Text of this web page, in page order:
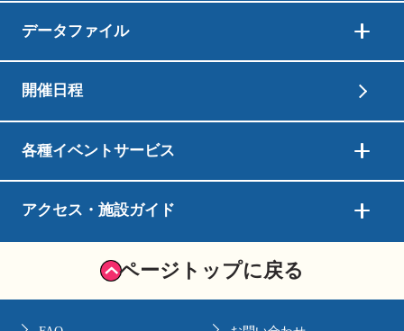
データファイル
開催日程
各種イベントサービス
アクセス・施設ガイド
ページトップに戻る